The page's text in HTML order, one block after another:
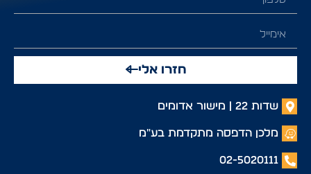
חזרו אלי
שדות 22 | מישור אדומים
מלכן הדפסה מתקדמת בע"מ
02-5020111